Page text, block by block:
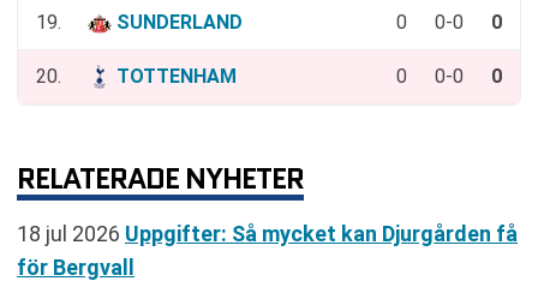
19. SUNDERLAND 0 0-0 0
20. TOTTENHAM 0 0-0 0
RELATERADE NYHETER
18 jul 2026 Uppgifter: Så mycket kan Djurgården få
för Bergvall